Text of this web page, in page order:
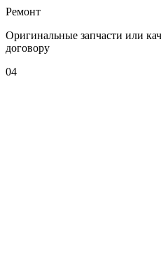
Ремонт
Оригинальные запчасти или
договору
04